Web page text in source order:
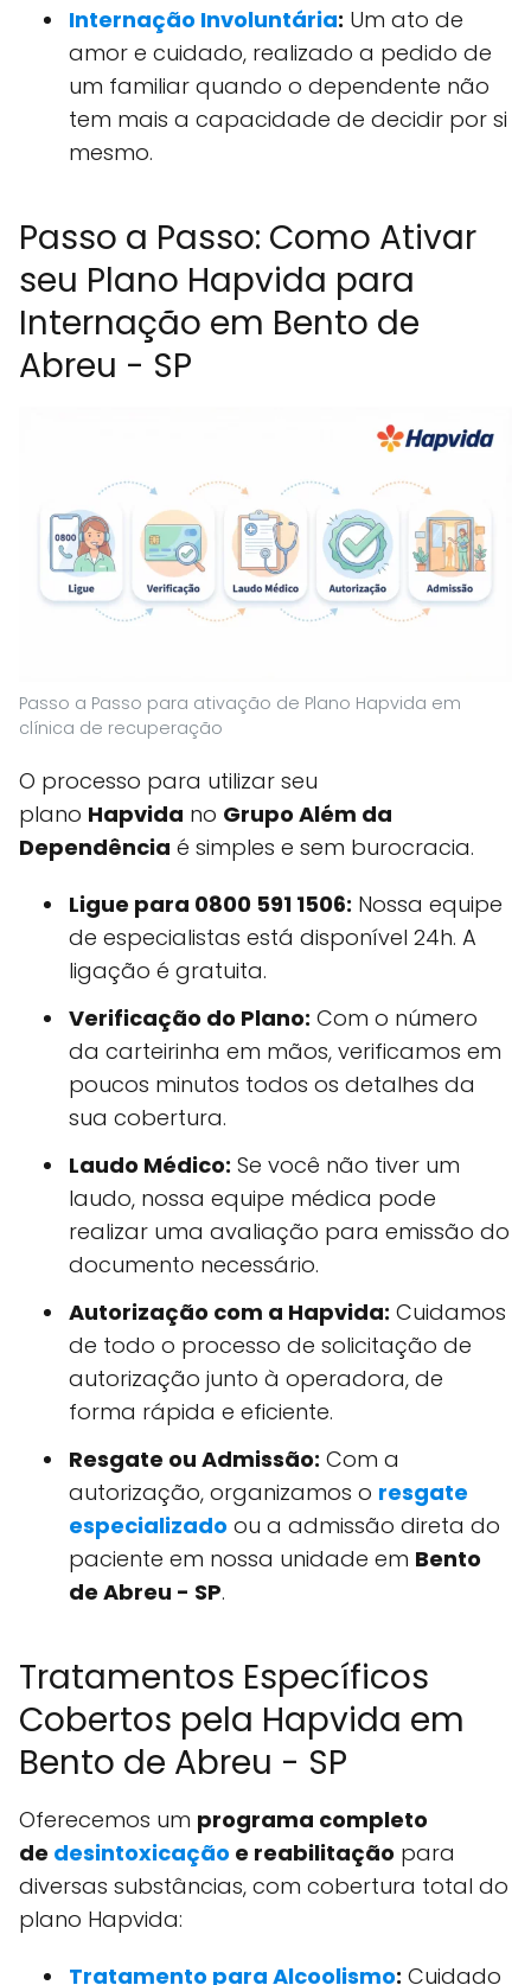
Internação Involuntária: Um ato de
amor e cuidado, realizado a pedido de
um familiar quando o dependente não
tem mais a capacidade de decidir por si
mesmo.
Passo a Passo: Como Ativar
seu Plano Hapvida para
Internação em Bento de
Abreu - SP
Passo a Passo para ativação de Plano Hapvida em
clínica de recuperação
O processo para utilizar seu
plano Hapvida no Grupo Além da
Dependência é simples e sem burocracia.
Ligue para 0800 591 1506: Nossa equipe
de especialistas está disponível 24h. A
ligação é gratuita.
Verificação do Plano: Com o número
da carteirinha em mãos, verificamos em
poucos minutos todos os detalhes da
sua cobertura.
Laudo Médico: Se você não tiver um
laudo, nossa equipe médica pode
realizar uma avaliação para emissão do
documento necessário.
Autorização com a Hapvida: Cuidamos
de todo o processo de solicitação de
autorização junto à operadora, de
forma rápida e eficiente.
Resgate ou Admissão: Com a
autorização, organizamos o resgate
especializado ou a admissão direta do
paciente em nossa unidade em Bento
de Abreu - SP.
Tratamentos Específicos
Cobertos pela Hapvida em
Bento de Abreu - SP
Oferecemos um programa completo
de desintoxicação e reabilitação para
diversas substâncias, com cobertura total do
plano Hapvida:
Tratamento para Alcoolismo: Cuidado